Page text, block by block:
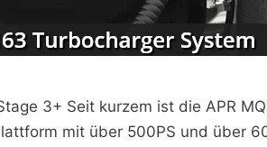
3+ Seit kurzem ist die APR
mit über 500PS und über